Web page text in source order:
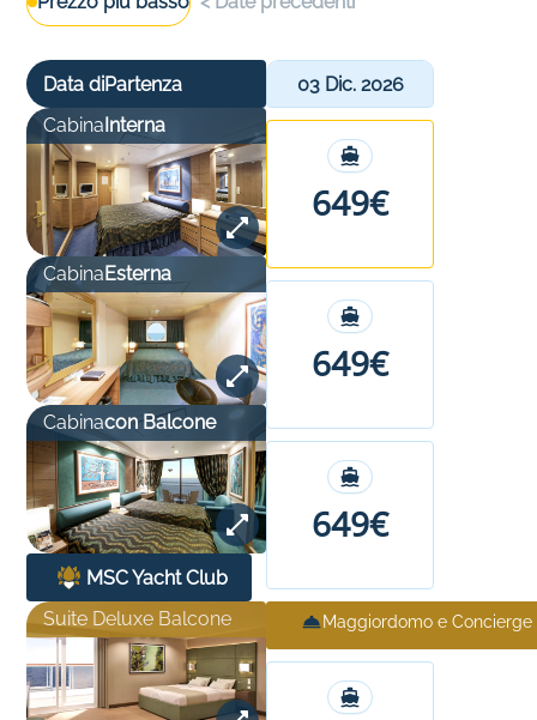
Data diPartenza
CabinaInterna
CabinaEsterna
Cabinacon Balcone
MSC Yacht Club
Suite Deluxe Balcone
03 Dic. 2026
649€
649€
649€
Maggiordomo e Concierge